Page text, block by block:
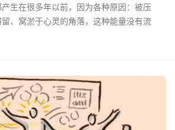
生在很多年以前，因为各种原因：被压
、窝淤于心灵的角落，这种能量没有流